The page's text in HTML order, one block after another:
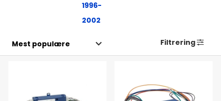
1996-
2002
Filtrering